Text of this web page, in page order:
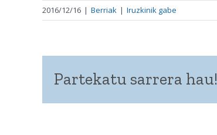
2016/12/16 | Berriak | Iruzkinik gabe
Partekatu sarrera hau!